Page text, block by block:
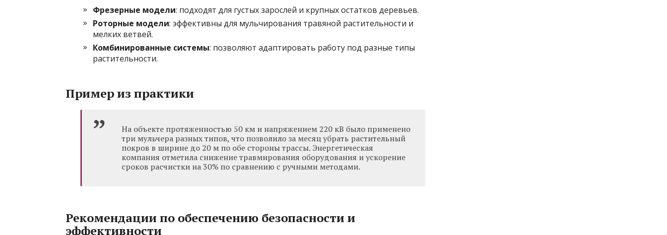
Фрезерные модели: подходят для густых зарослей и крупных остатков деревьев.
Роторные модели: эффективны для мульчирования травяной растительности и
мелких ветвей.
Комбинированные системы: позволяют адаптировать работу под разные типы
растительности.
Пример из практики
На объекте протяженностью 50 км и напряжением 220 кВ было применено
три мульчера разных типов, что позволило за месяц убрать растительный
покров в ширине до 20 м по обе стороны трассы. Энергетическая
компания отметила снижение травмирования оборудования и ускорение
сроков расчистки на 30% по сравнению с ручными методами.
Рекомендации по обеспечению безопасности и
эффективности